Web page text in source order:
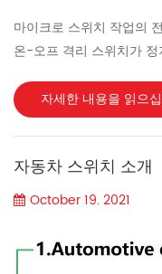
마이크로 스위치 작업의
온-오프 격리 스위치가
고 편향을 일으킵니다. 순
이는 격리 스위치에 연결
프가 기계적 에너지를 방
영점 경계점을 따르면 격
만 큰 전기의 총 흐름을
서 전자 회로가 닫히면
자세한 내용을 읽으
자동차 스위치 소개
October 19. 2021